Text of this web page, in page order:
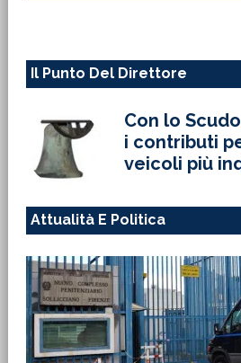
Il Punto Del Direttore
Con lo
i contributi
veicoli più
Attualità E Politica